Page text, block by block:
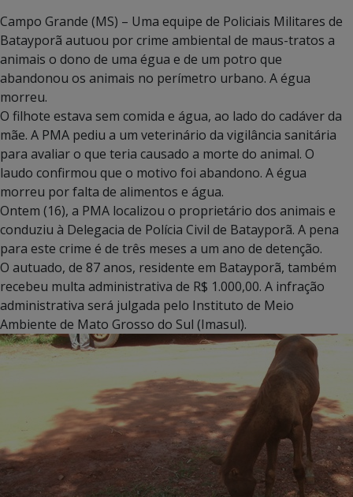
Campo Grande (MS) – Uma equipe de Policiais Militares de
Batayporã autuou por crime ambiental de maus-tratos a
animais o dono de uma égua e de um potro que
abandonou os animais no perímetro urbano. A égua
morreu.
O filhote estava sem comida e água, ao lado do cadáver da
mãe. A PMA pediu a um veterinário da vigilância sanitária
para avaliar o que teria causado a morte do animal. O
laudo confirmou que o motivo foi abandono. A égua
morreu por falta de alimentos e água.
Ontem (16), a PMA localizou o proprietário dos animais e
conduziu à Delegacia de Polícia Civil de Batayporã. A pena
para este crime é de três meses a um ano de detenção.
O autuado, de 87 anos, residente em Batayporã, também
recebeu multa administrativa de R$ 1.000,00. A infração
administrativa será julgada pelo Instituto de Meio
Ambiente de Mato Grosso do Sul (Imasul).